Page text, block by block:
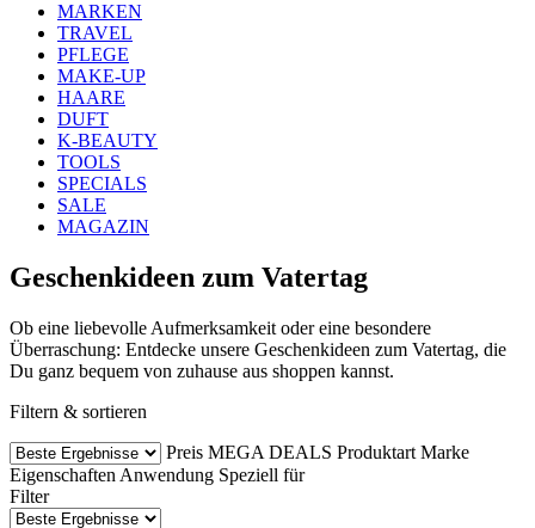
MARKEN
TRAVEL
PFLEGE
MAKE-UP
HAARE
DUFT
K-BEAUTY
TOOLS
SPECIALS
SALE
MAGAZIN
Geschenkideen zum Vatertag
Ob eine liebevolle Aufmerksamkeit oder eine besondere
Überraschung: Entdecke unsere Geschenkideen zum Vatertag, die
Du ganz bequem von zuhause aus shoppen kannst.
Filtern & sortieren
Preis MEGA DEALS Produktart Marke
Eigenschaften Anwendung Speziell für
Filter